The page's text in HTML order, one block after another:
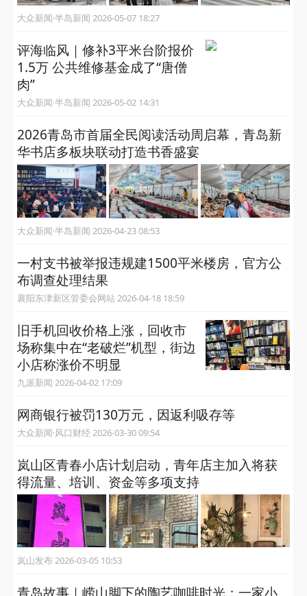
大众新闻·半岛新闻 2026-05-07 18:27
评海临风｜修补3平米台阶报价
1.5万 公共维修基金成了“唐僧
肉”
大众新闻·半岛新闻 2026-05-02 14:31
2026青岛市首届全民阅读活动周启幕，青岛新
华书店多板块联动打造书香盛宴
大众新闻·半岛新闻 2026-04-23 08:53
一村支书被举报违规建1500平米楼房，官方公
布调查处理结果
襄阳东津新区管委会网站 2026-04-18 18:59
旧手机回收价格上涨，回收市
场称集中在“老破烂”机型，街边
小店称涨价不明显
九派新闻 2026-04-02 17:09
网商银行被罚130万元，因返利吸存等
大众新闻·风口财经 2026-03-30 09:54
岚山区青春小店计划启动，青年店主加入将获
得流量、培训、资金等多项支持
岚山发布 2026-03-05 10:53